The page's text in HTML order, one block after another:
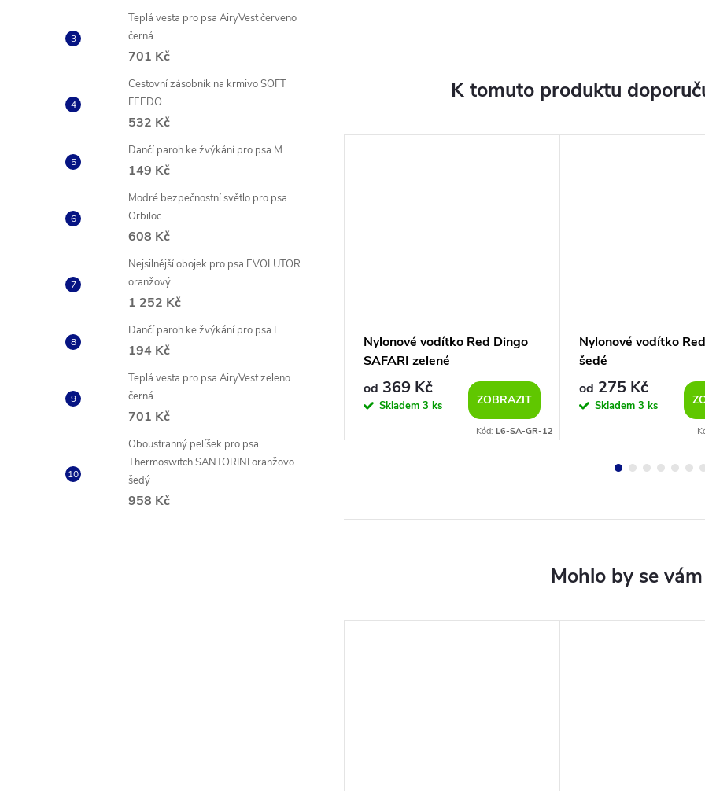
Teplá vesta pro psa AiryVest červeno
černá
701 Kč
Cestovní zásobník na krmivo SOFT
FEEDO
532 Kč
Dančí paroh ke žvýkání pro psa M
149 Kč
Modré bezpečnostní světlo pro psa
Orbiloc
608 Kč
Nejsilnější obojek pro psa EVOLUTOR
oranžový
1 252 Kč
Dančí paroh ke žvýkání pro psa L
194 Kč
Teplá vesta pro psa AiryVest zeleno
černá
701 Kč
Oboustranný pelíšek pro psa
Thermoswitch SANTORINI oranžovo
šedý
958 Kč
K tomuto produktu
Red Dingo
ZOBRAZIT
Nylonové vodítko Red Dingo
od 369 Kč
Nylonové vodítko Red Dingo
SAFARI zelené
od 369 Kč
Skladem 3 ks ZOBRAZIT
Kód: L6-SA-GR-12
Nylonové vodítko
šedé
od 275 Kč
Skladem 3 ks